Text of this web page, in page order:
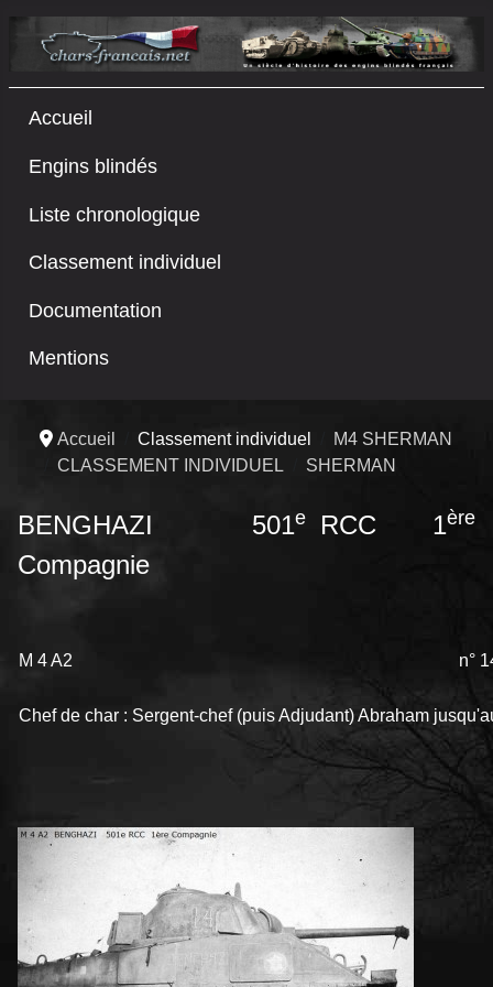
Accueil
Engins blindés
Liste chronologique
Classement individuel
Documentation
Mentions
Accueil Classement individuel
M4 SHERMAN
CLASSEMENT INDIVIDUEL
SHERMAN
BENGHAZI 501eRCC 1ère
Compagnie
M 4 A2 n°
Chef de char : Sergent-chef (puis Adjudant) Abraham